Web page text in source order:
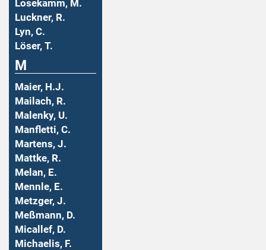
Losekamm, M.
Luckner, R.
Lyn, C.
Löser, T.
M
Maier, H.J.
Mailach, R.
Malenky, U.
Manfletti, C.
Martens, J.
Mattke, R.
Melan, E.
Mennle, E.
Metzger, J.
Meßmann, D.
Micallef, D.
Michaelis, F.